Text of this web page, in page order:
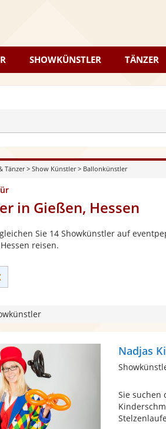
SHOWKÜNSTLER TÄNZER
Tänzer> Show Künstler> Ballonkünstler
in Gießen, Hessen
Sie 14 Showkünstler auf
reisen.
Nadjas
Sie suchen